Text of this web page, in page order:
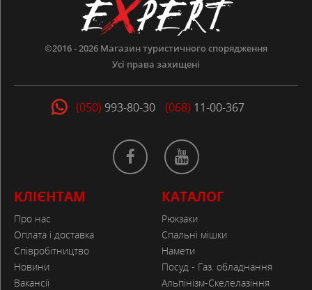
©2016 - 2026 Магазин туристичного спорядження
Усі права захищені
(050) 993-80-30 (068) 11-00-367
КЛІЄНТАМ
Про нас
Оплата і доставка
Співробітництво
Новини
Вакансії
КАТАЛОГ
Рюкзаки
Спальні мішки
Намети
Посуд - Газ. обладнання
Альпінізм-Скелелазіння